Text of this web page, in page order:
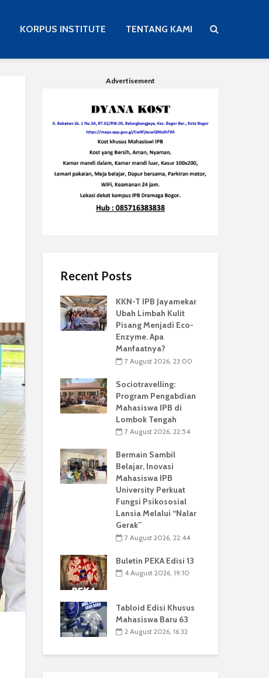
KORPUS INSTITUTE TENTANG KAMI
Advertisement
Recent Posts
KKN-T IPB Jayamekar
Ubah Limbah Kulit
Pisang Menjadi Eco-
Enzyme. Apa
Manfaatnya?
7 August 2026, 23:00
Sociotravelling:
Program Pengabdian
Mahasiswa IPB di
Lombok Tengah
7 August 2026, 22:54
Bermain Sambil
Belajar, Inovasi
Mahasiswa IPB
University Perkuat
Fungsi Psikososial
Lansia Melalui “Nalar
Gerak”
7 August 2026, 22:44
Buletin PEKA Edisi 13
4 August 2026, 19:10
Tabloid Edisi Khusus
Mahasiswa Baru 63
2 August 2026, 16:32